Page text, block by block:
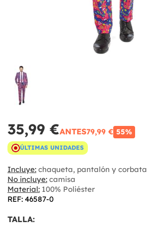
35,99 €ANTES79,99 € 55%
ÚLTIMAS UNIDADES
Incluye: chaqueta, pantalón y corbata
No incluye: camisa
Material: 100% Poliéster
REF: 46587-0
TALLA: